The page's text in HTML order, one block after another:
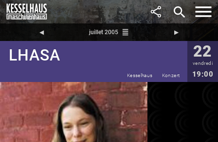
search
◀︎ juillet 2005 reorder ▶︎
LHASA 22
vendredi
19:00
Kesselhaus Konzert